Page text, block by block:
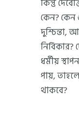
কিন্তু
কেন?
দুশ্চিন্তা,
নির্বিকার?
ধর্মীয়
পায়,
থাকবে?